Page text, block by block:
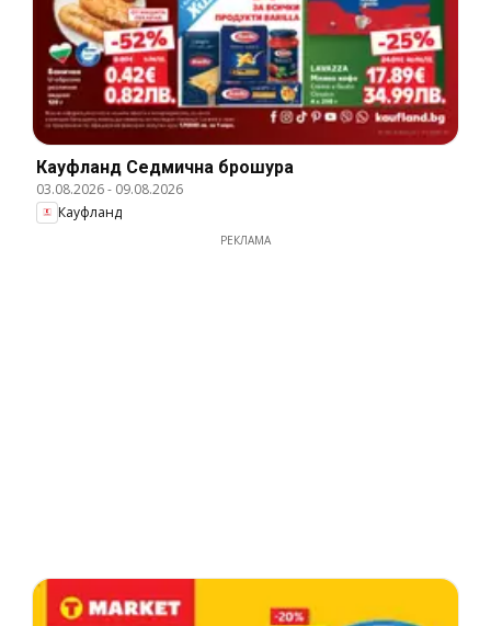
Кауфланд Cедмична брошура
03.08.2026- 09.08.2026
Кауфланд
РЕКЛАМА